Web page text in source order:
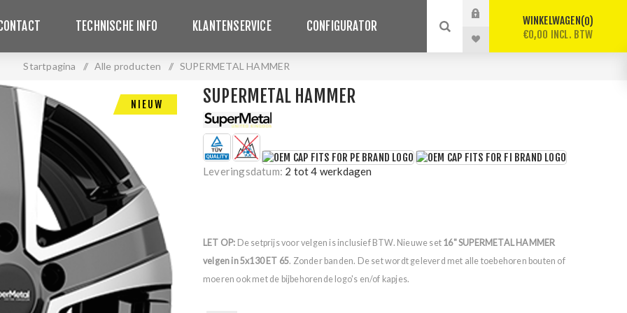
TECHNISCHE INFO KLANTENSERVICE CONFIGURATOR WINKELWAGEN 0
€0,00 INCL. BTW
Startpagina / Alle producten / SUPERMETAL HAMMER
NIEUW SUPERMETAL HAMMER
Leveringsdatum: 2 tot 4 werkdagen
LET OP: De setprijs voor velgen is inclusief BTW. Nieuwe set 16" SUPERMETAL HAMMER
velgen in 5x130 ET 65. Zonder banden. De set wordt geleverd met alle toebehoren bouten of
moeren ook met de bijbehorende logo's en/of kapjes.